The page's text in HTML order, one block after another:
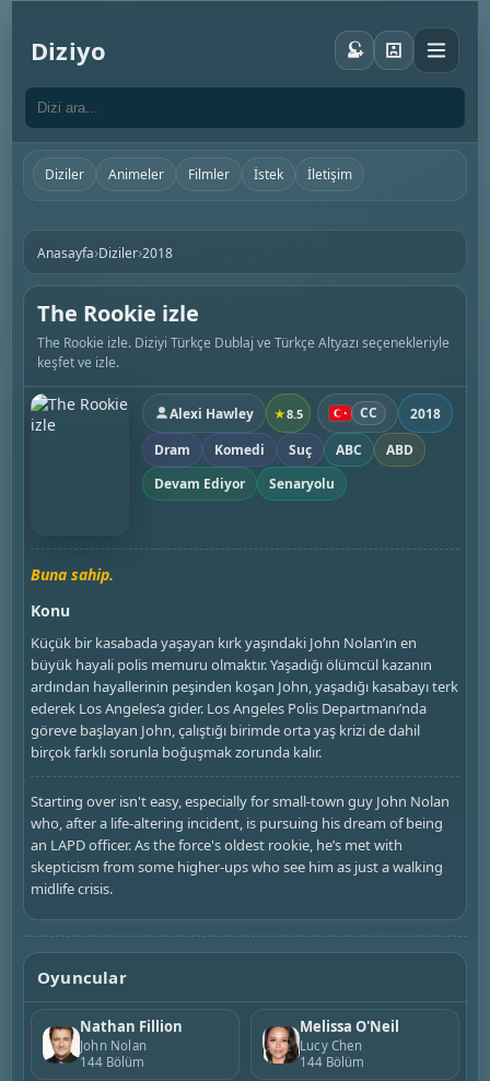
Diziyo
Diziler Animeler Filmler İstek İletişim
Anasayfa›Diziler›2018
The Rookie izle
The Rookie izle. Diziyi Türkçe Dublaj ve Türkçe Altyazı seçenekleriyle
keşfet ve izle.
Alexi Hawley ★8.5 CC
2018
Dram
Komedi Suç ABC
ABD
Devam Ediyor
Senaryolu
Buna sahip.
Konu
Küçük bir kasabada yaşayan kırk yaşındaki John Nolan’ın en
büyük hayali polis memuru olmaktır. Yaşadığı ölümcül kazanın
ardından hayallerinin peşinden koşan John, yaşadığı kasabayı terk
ederek Los Angeles’a gider. Los Angeles Polis Departmanı’nda
göreve başlayan John, çalıştığı birimde orta yaş krizi de dahil
birçok farklı sorunla boğuşmak zorunda kalır.
Starting over isn't easy, especially for small-town guy John Nolan
who, after a life-altering incident, is pursuing his dream of being
an LAPD officer. As the force's oldest rookie, he’s met with
skepticism from some higher-ups who see him as just a walking
midlife crisis.
Oyuncular
Nathan Fillion
John Nolan
144 Bölüm
Melissa O'Neil
Lucy Chen
144 Bölüm